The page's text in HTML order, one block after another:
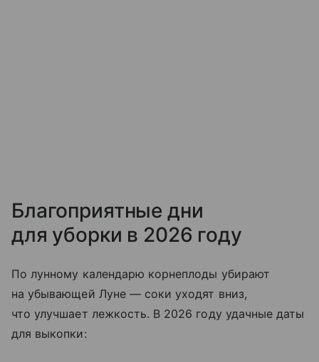
Благоприятные дни
для уборки в 2026 году
По лунному календарю корнеплоды убирают
на убывающей Луне — соки уходят вниз,
что улучшает лежкость. В 2026 году удачные даты
для выкопки: